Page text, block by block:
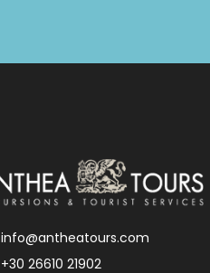
info@antheatours.com
+30 26610 21902